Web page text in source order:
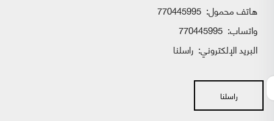
هاتف محمول: 770445995
واتساب:
البريد الإلكتروني: راسلنا
راسلنا